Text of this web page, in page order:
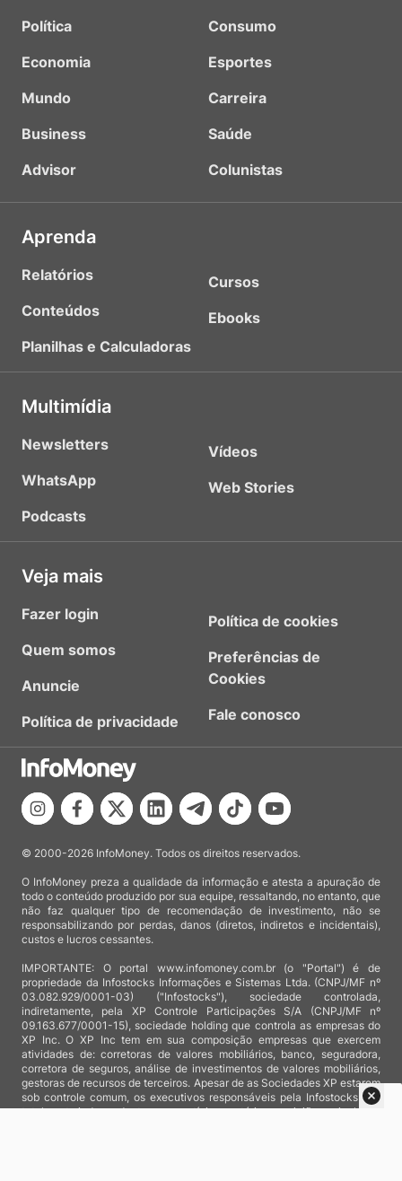
Política
Economia
Mundo
Business
Advisor
Consumo
Esportes
Carreira
Saúde
Colunistas
Aprenda
Relatórios
Conteúdos
Planilhas e Calculadoras
Cursos
Ebooks
Multimídia
Newsletters
WhatsApp
Podcasts
Vídeos
Web Stories
Veja mais
Fazer login
Quem somos
Anuncie
Política de privacidade
Política de cookies
Preferências de
Cookies
Fale conosco
© 2000-2026 InfoMoney. Todos os direitos reservados.
O InfoMoney preza a qualidade da informação e atesta a apuração de
todo o conteúdo produzido por sua equipe, ressaltando, no entanto, que
não faz qualquer tipo de recomendação de investimento, não se
responsabilizando por perdas, danos (diretos, indiretos e incidentais),
custos e lucros cessantes.
IMPORTANTE: O portal www.infomoney.com.br (o "Portal") é de
propriedade da Infostocks Informações e Sistemas Ltda. (CNPJ/MF nº
03.082.929/0001-03) ("Infostocks"), sociedade controlada,
indiretamente, pela XP Controle Participações S/A (CNPJ/MF nº
09.163.677/0001-15), sociedade holding que controla as empresas do
XP Inc. O XP Inc tem em sua composição empresas que exercem
atividades de: corretoras de valores mobiliários, banco, seguradora,
corretora de seguros, análise de investimentos de valores mobiliários,
gestoras de recursos de terceiros. Apesar de as Sociedades XP estarem
sob controle comum, os executivos responsáveis pela Infostocks são
totalmente independentes e as notícias, matérias e opiniões veiculadas